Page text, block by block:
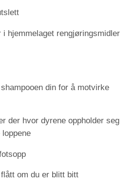
i hjemmelaget rengjøringsmidler
din for å motvirke
der hvor dyrene oppholder seg
om du er blitt bitt